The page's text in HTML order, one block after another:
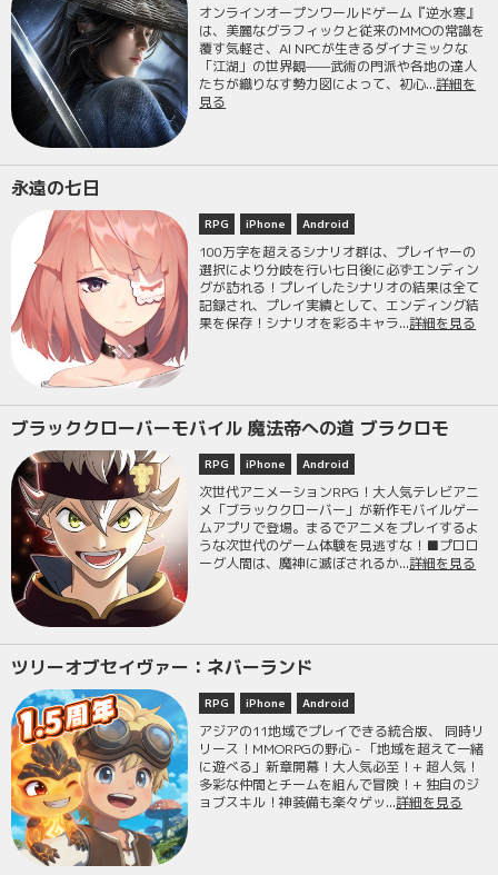
オンラインオープンワールドゲーム『逆水寒』
は、美麗なグラフィックと従来のMMOの常識を
覆す気軽さ、AI NPCが生きるダイナミックな
「江湖」の世界観——武術の門派や各地の達人
たちが織りなす勢力図によって、初心...詳細を
見る
永遠の七日
RPG iPhone Android
100万字を超えるシナリオ群は、プレイヤーの
選択により分岐を行い七日後に必ずエンディン
グが訪れる！プレイしたシナリオの結果は全て
記録され、プレイ実績として、エンディング結
果を保存！シナリオを彩るキャラ...詳細を見る
ブラッククローバーモバイル 魔法帝への道 ブラクロモ
RPG iPhone Android
次世代アニメーションRPG！大人気テレビアニ
メ「ブラッククローバー」が新作モバイルゲー
ムアプリで登場。まるでアニメをプレイするよ
うな次世代のゲーム体験を見逃すな！■プロロ
ーグ人間は、魔神に滅ぼされるか...詳細を見る
ツリーオブセイヴァー：ネバーランド
RPG iPhone Android
アジアの11地域でプレイできる統合版、 同時リ
リース！MMORPGの野心 - 「地域を超えて一緒
に遊べる」新章開幕！大人気必至！+ 超人気！
多彩な仲間とチームを組んで冒険！+ 独自のジ
ョブスキル！神装備も楽々ゲッ...詳細を見る